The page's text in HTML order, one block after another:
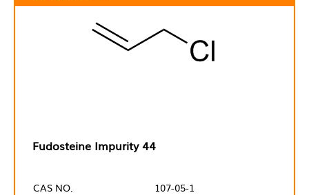
Fudosteine Impurity 44
CAS NO.
107-05-1